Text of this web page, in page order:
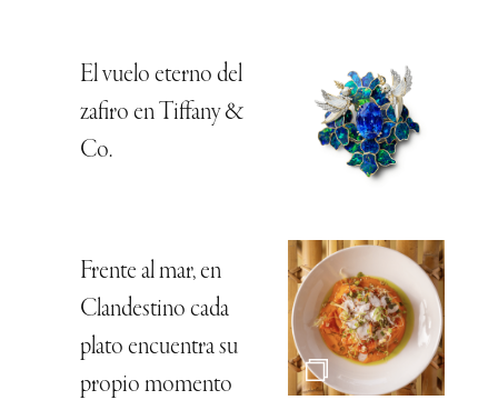
El vuelo eterno del
zafiro en Tiffany &
Co.
Frente al mar, en
Clandestino cada
plato encuentra su
propio momento